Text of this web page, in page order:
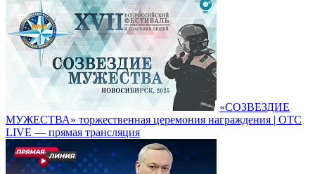
«СОЗВЕЗДИЕ
МУЖЕСТВА» торжественная церемония награждения | ОТС
LIVE — прямая трансляция